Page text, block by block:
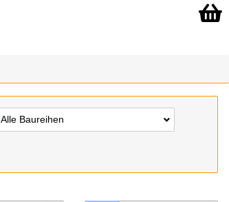
Alle Baureihen